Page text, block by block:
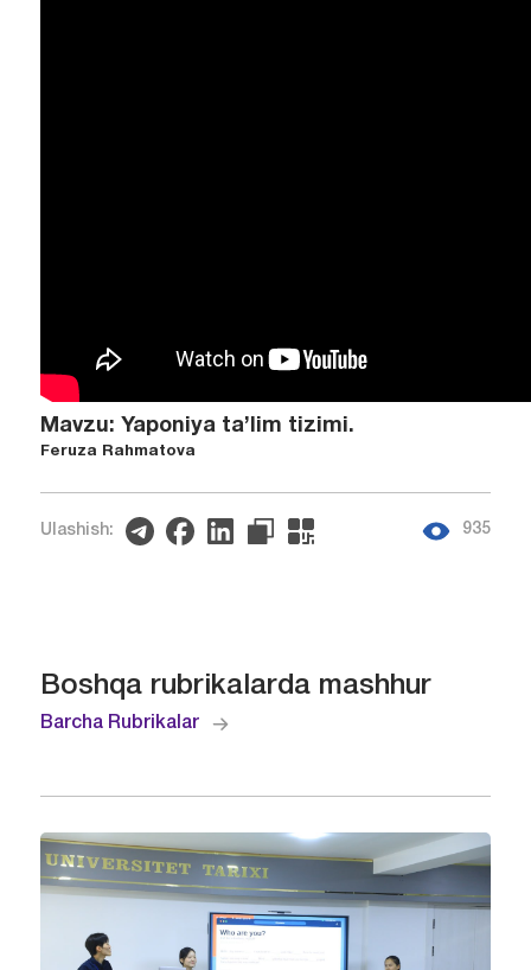
Mavzu: Yaponiya ta’lim tizimi.
Feruza Rahmatova
Ulashish: 935
Boshqa rubrikalarda mashhur
Barcha Rubrikalar